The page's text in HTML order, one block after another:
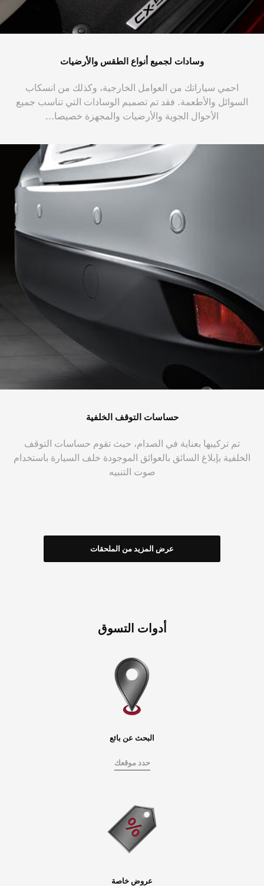
وسادات لجميع أنواع الطقس والأرضيات
احمي سياراتك من العوامل الخارجية، وكذلك من انسكاب
السوائل والأطعمة. فقد تم تصميم الوسادات التي تناسب جميع
الأحوال الجوية والأرضيات والمجهزة خصيصا...
حساسات التوقف الخلفية
تم تركيبها بعناية في الصدام، حيث تقوم حساسات التوقف
الخلفية بإبلاغ السائق بالعوائق الموجودة خلف السيارة باستخدام
صوت التنبيه
عرض المزيد من الملحقات
أدوات التسوق
البحث عن بائع
حدد موقعك
عروض خاصة